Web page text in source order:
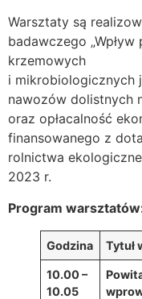
Warsztaty są
badawczego
krzemowych
i mikrobiologicznych
nawozów dolistnych
oraz opłacalność
finansowanego z
rolnictwa
2023 r.
Program
Godzina Tytuł
10.00 –
10.05